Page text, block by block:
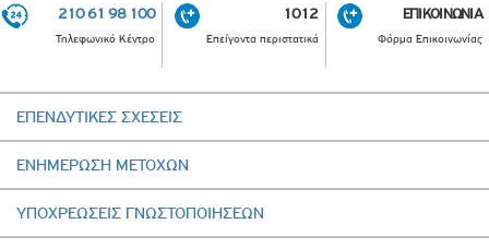
210 61 98 100
Τηλεφωνικό Κέντρο
1012
Επείγοντα περιστατικά
ΕΠΙΚΟΙΝΩΝΙΑ
Φόρμα Επικοινωνίας
ΕΠΕΝΔΥΤΙΚΕΣ ΣΧΕΣΕΙΣ
ΕΝΗΜΕΡΩΣΗ ΜΕΤΟΧΩΝ
ΥΠΟΧΡΕΩΣΕΙΣ ΓΝΩΣΤΟΠΟΙΗΣΕΩΝ